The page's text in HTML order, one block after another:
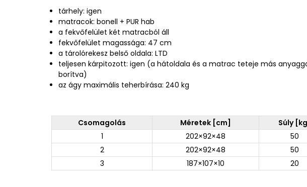
tárhely: igen
matracok: bonell + PUR hab
a fekvőfelület két matracból áll
fekvőfelület magassága: 47 cm
a tárolórekesz belső oldala: LTD
teljesen kárpitozott: igen (a hátoldala és a matrac teteje más
borítva)
az ágy maximális teherbírása: 240 kg
Csomagolás Méretek [cm]
Súly
1
202×92×48
50
2
202×92×48
50
3
187×107×10 20